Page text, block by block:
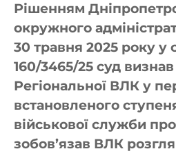
Рішенням
окружного
30 травня 2025 року у
160/3465/25 суд
Регіональної ВЛК у
встановленого
військової служби
зобов’язав ВЛК